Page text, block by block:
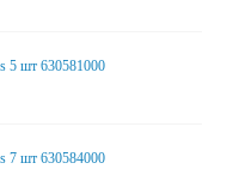
5 шт 630581000
7 шт 630584000